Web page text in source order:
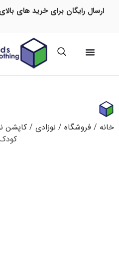
ارسال رایگان برای خرید های بالای 1 میلیون و 500 هزار تومان
خانه /فروشگاه / نوزادی /کاپشن